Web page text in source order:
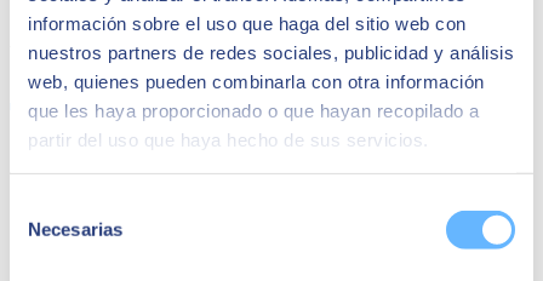
información sobre el uso que haga del sitio web con
nuestros partners de redes sociales, publicidad y análisis
web, quienes pueden combinarla con otra información
que les haya proporcionado o que hayan recopilado a
partir del uso que haya hecho de sus servicios.
Necesarias
About SEIDOR
Blog